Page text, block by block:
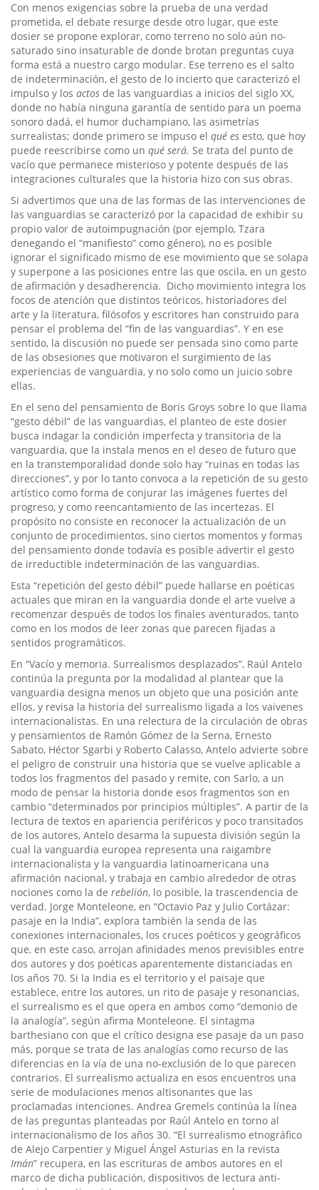
Con menos exigencias sobre la prueba de una verdad
prometida, el debate resurge desde otro lugar, que este
dosier se propone explorar, como terreno no solo aún no-
saturado sino insaturable de donde brotan preguntas cuya
forma está a nuestro cargo modular. Ese terreno es el salto
de indeterminación, el gesto de lo incierto que caracterizó el
impulso y los actos de las vanguardias a inicios del siglo XX,
donde no había ninguna garantía de sentido para un poema
sonoro dadá, el humor duchampiano, las asimetrías
surrealistas; donde primero se impuso el qué es esto, que hoy
puede reescribirse como un qué será. Se trata del punto de
vacío que permanece misterioso y potente después de las
integraciones culturales que la historia hizo con sus obras.
Si advertimos que una de las formas de las intervenciones de
las vanguardias se caracterizó por la capacidad de exhibir su
propio valor de autoimpugnación (por ejemplo, Tzara
denegando el “manifiesto” como género), no es posible
ignorar el significado mismo de ese movimiento que se solapa
y superpone a las posiciones entre las que oscila, en un gesto
de afirmación y desadherencia. Dicho movimiento integra los
focos de atención que distintos teóricos, historiadores del
arte y la literatura, filósofos y escritores han construido para
pensar el problema del “fin de las vanguardias”. Y en ese
sentido, la discusión no puede ser pensada sino como parte
de las obsesiones que motivaron el surgimiento de las
experiencias de vanguardia, y no solo como un juicio sobre
ellas.
En el seno del pensamiento de Boris Groys sobre lo que llama
“gesto débil” de las vanguardias, el planteo de este dosier
busca indagar la condición imperfecta y transitoria de la
vanguardia, que la instala menos en el deseo de futuro que
en la transtemporalidad donde solo hay “ruinas en todas las
direcciones”, y por lo tanto convoca a la repetición de su gesto
artístico como forma de conjurar las imágenes fuertes del
progreso, y como reencantamiento de las incertezas. El
propósito no consiste en reconocer la actualización de un
conjunto de procedimientos, sino ciertos momentos y formas
del pensamiento donde todavía es posible advertir el gesto
de irreductible indeterminación de las vanguardias.
Esta “repetición del gesto débil” puede hallarse en poéticas
actuales que miran en la vanguardia donde el arte vuelve a
recomenzar después de todos los finales aventurados, tanto
como en los modos de leer zonas que parecen fijadas a
sentidos programáticos.
En “Vacío y memoria. Surrealismos desplazados”, Raúl Antelo
continúa la pregunta por la modalidad al plantear que la
vanguardia designa menos un objeto que una posición ante
ellos, y revisa la historia del surrealismo ligada a los vaivenes
internacionalistas. En una relectura de la circulación de obras
y pensamientos de Ramón Gómez de la Serna, Ernesto
Sabato, Héctor Sgarbi y Roberto Calasso, Antelo advierte sobre
el peligro de construir una historia que se vuelve aplicable a
todos los fragmentos del pasado y remite, con Sarlo, a un
modo de pensar la historia donde esos fragmentos son en
cambio “determinados por principios múltiples”. A partir de la
lectura de textos en apariencia periféricos y poco transitados
de los autores, Antelo desarma la supuesta división según la
cual la vanguardia europea representa una raigambre
internacionalista y la vanguardia latinoamericana una
afirmación nacional, y trabaja en cambio alrededor de otras
nociones como la de rebelión, lo posible, la trascendencia de
verdad. Jorge Monteleone, en “Octavio Paz y Julio Cortázar:
pasaje en la India”, explora también la senda de las
conexiones internacionales, los cruces poéticos y geográficos
que, en este caso, arrojan afinidades menos previsibles entre
dos autores y dos poéticas aparentemente distanciadas en
los años 70. Si la India es el territorio y el paisaje que
establece, entre los autores, un rito de pasaje y resonancias,
el surrealismo es el que opera en ambos como “demonio de
la analogía”, según afirma Monteleone. El sintagma
barthesiano con que el crítico designa ese pasaje da un paso
más, porque se trata de las analogías como recurso de las
diferencias en la vía de una no-exclusión de lo que parecen
contrarios. El surrealismo actualiza en esos encuentros una
serie de modulaciones menos altisonantes que las
proclamadas intenciones. Andrea Gremels continúa la línea
de las preguntas planteadas por Raúl Antelo en torno al
internacionalismo de los años 30. “El surrealismo etnográfico
de Alejo Carpentier y Miguel Ángel Asturias en la revista
Imán” recupera, en las escrituras de ambos autores en el
marco de dicha publicación, dispositivos de lectura anti-